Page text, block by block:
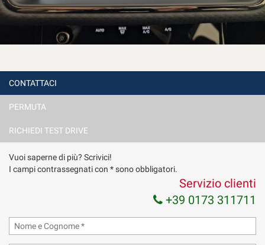
CONTATTACI
PERMUTA
RICHIEDI TEST DRIVE
Vuoi saperne di più? Scrivici!
I campi contrassegnati con * sono obbligatori.
Servizio clienti
+39 0173 311711